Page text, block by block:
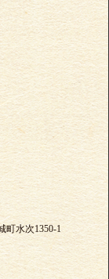
町水次1350-1